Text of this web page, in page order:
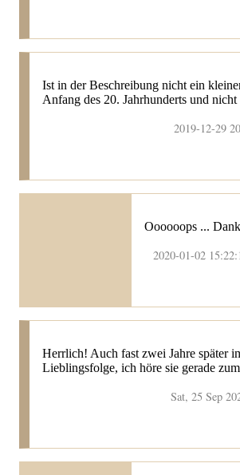
Ist in der Beschreibung nicht ein
Anfang des 20. Jahrhunderts und nicht
2019-12-29
Oooooops ...
2020-01-02
Herrlich! Auch fast zwei Jahre später
Lieblingsfolge, ich höre sie gerade
Sat, 25 Sep